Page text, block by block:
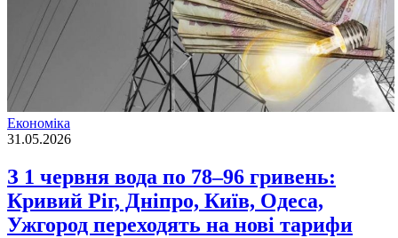
Економіка
31.05.2026
З 1 червня вода по 78–96 гривень:
Кривий Ріг, Дніпро, Київ, Одеса,
Ужгород переходять на нові тарифи